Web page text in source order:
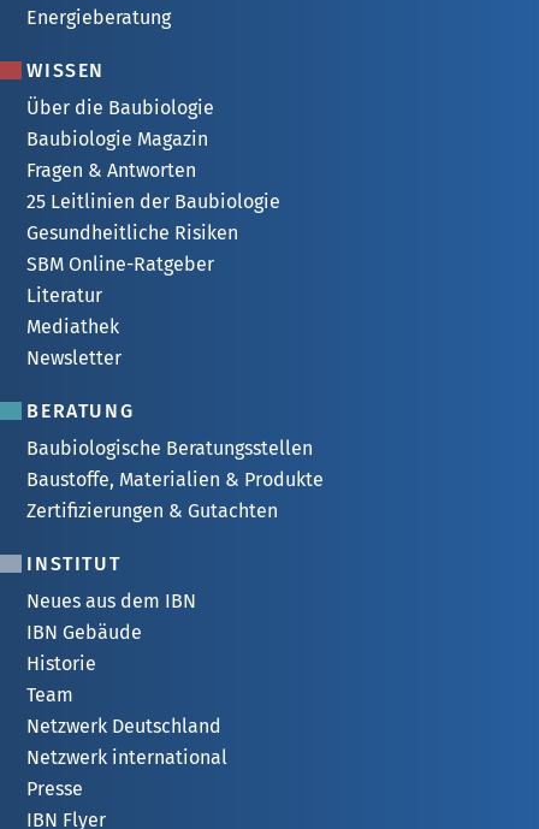
Energieberatung
WISSEN
Über die Baubiologie
Baubiologie Magazin
Fragen & Antworten
25 Leitlinien der Baubiologie
Gesundheitliche Risiken
SBM Online-Ratgeber
Literatur
Mediathek
Newsletter
BERATUNG
Baubiologische Beratungsstellen
Baustoffe, Materialien & Produkte
Zertifizierungen & Gutachten
INSTITUT
Neues aus dem IBN
IBN Gebäude
Historie
Team
Netzwerk Deutschland
Netzwerk international
Presse
IBN Flyer